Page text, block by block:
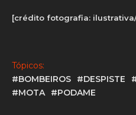
[crédito fotografia:
Tópicos:
#BOMBEIROS
#DESPISTE
#MOTA
#PODAME